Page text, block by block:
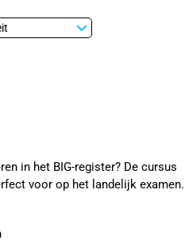
in het BIG-register? De cursus
voor op het landelijk examen.